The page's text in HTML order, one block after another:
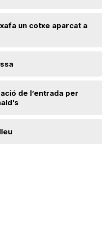
un cotxe aparcat a
de l’entrada per